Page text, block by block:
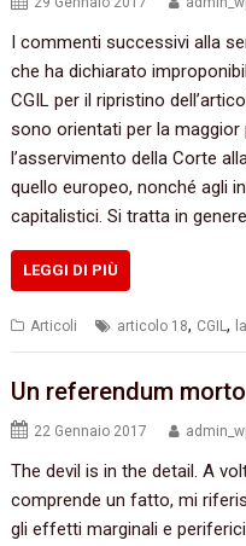
I commenti successivi alla
‬che ha dichiarato
CGIL per il ripristino
‬sono orientati per la
l’asservimento della Corte
quello europeo,‭ ‬nonché agli
capitalistici.‭ ‬Si tratta in genere
LEGGI DI PIÙ
Articoli articolo 18, CGIL,
Un referendum morto
22 Gennaio 2017
The devil is in the detail. A
comprende un fatto,‭ ‬mi
gli effetti marginali e